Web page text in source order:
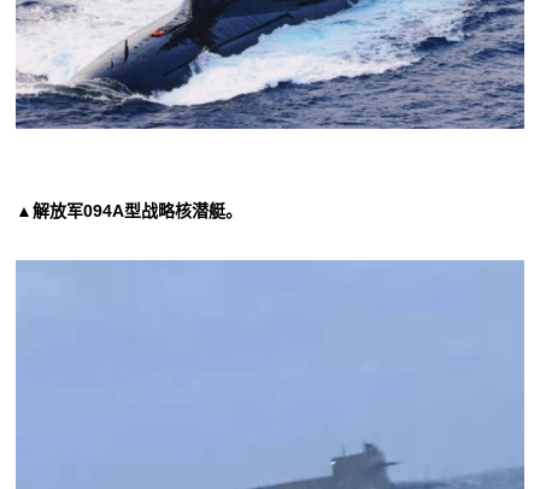
▲解放军094A型战略核潜艇。